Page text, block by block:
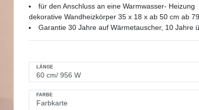
für den Anschluss an eine Warmwasser- Heizung
dekorative Wandheizkörper 35 x 18 x ab 50 cm ab
Garantie 30 Jahre auf Wärmetauscher, 10 Jahre
LÄNGE
FARBE